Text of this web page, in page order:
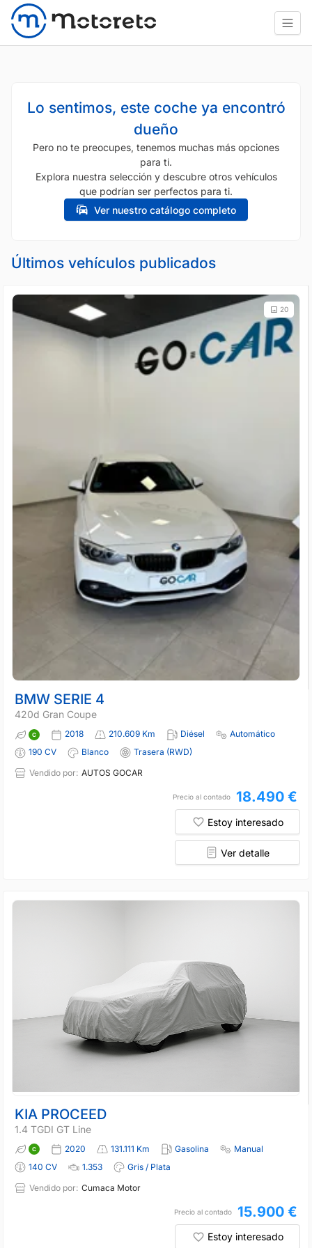
Lo sentimos, este coche ya encontró
dueño
Pero no te preocupes, tenemos muchas más opciones
para ti.
Explora nuestra selección y descubre otros vehículos
que podrían ser perfectos para ti.
Ver nuestro catálogo completo
Últimos vehículos publicados
20
BMW SERIE 4
420d Gran Coupe
2018 210.609 Km Diésel
Automático
190 CV
Blanco
Trasera (RWD)
Vendido por: AUTOS GOCAR
Precio al contado 18.490 €
Estoy interesado
Ver detalle
KIA PROCEED
1.4 TGDI GT Line
2020 131.111 Km Gasolina
Manual
140 CV
1.353
Gris / Plata
Vendido por: Cumaca Motor
Precio al contado 15.900 €
Estoy interesado